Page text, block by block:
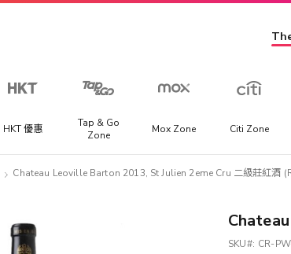
HKT 優惠
Tap & Go
Zone
Mox Zone Citi Zone
Chateau Leoville Barton 2013, St Julien 2eme Cru 二級莊紅酒
SKU CR-